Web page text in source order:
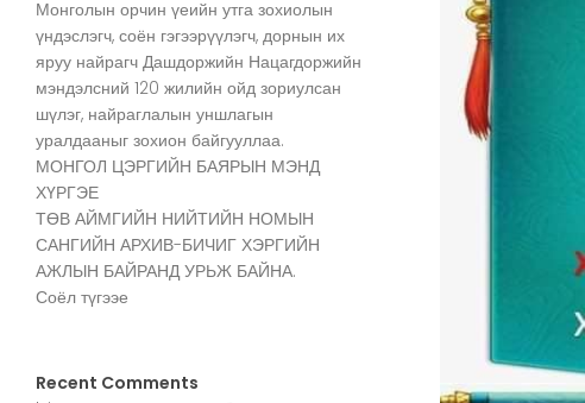
Монголын орчин үеийн утга зохиолын
үндэслэгч, соён гэгээрүүлэгч, дорнын их
яруу найрагч Дашдоржийн Нацагдоржийн
мэндэлсний 120 жилийн ойд зориулсан
шүлэг, найраглалын уншлагын
уралдааныг зохион байгууллаа.
МОНГОЛ ЦЭРГИЙН БАЯРЫН МЭНД
ХҮРГЭЕ
ТӨВ АЙМГИЙН НИЙТИЙН НОМЫН
САНГИЙН АРХИВ-БИЧИГ ХЭРГИЙН
АЖЛЫН БАЙРАНД УРЬЖ БАЙНА.
Соёл түгээе
Recent Comments